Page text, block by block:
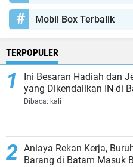
Mobil Box Terbalik
TERPOPULER
Ini Besaran Hadiah dan
yang Dikendalikan IN di
Dibaca: kali
Aniaya Rekan Kerja,
Barang di Batam Masuk